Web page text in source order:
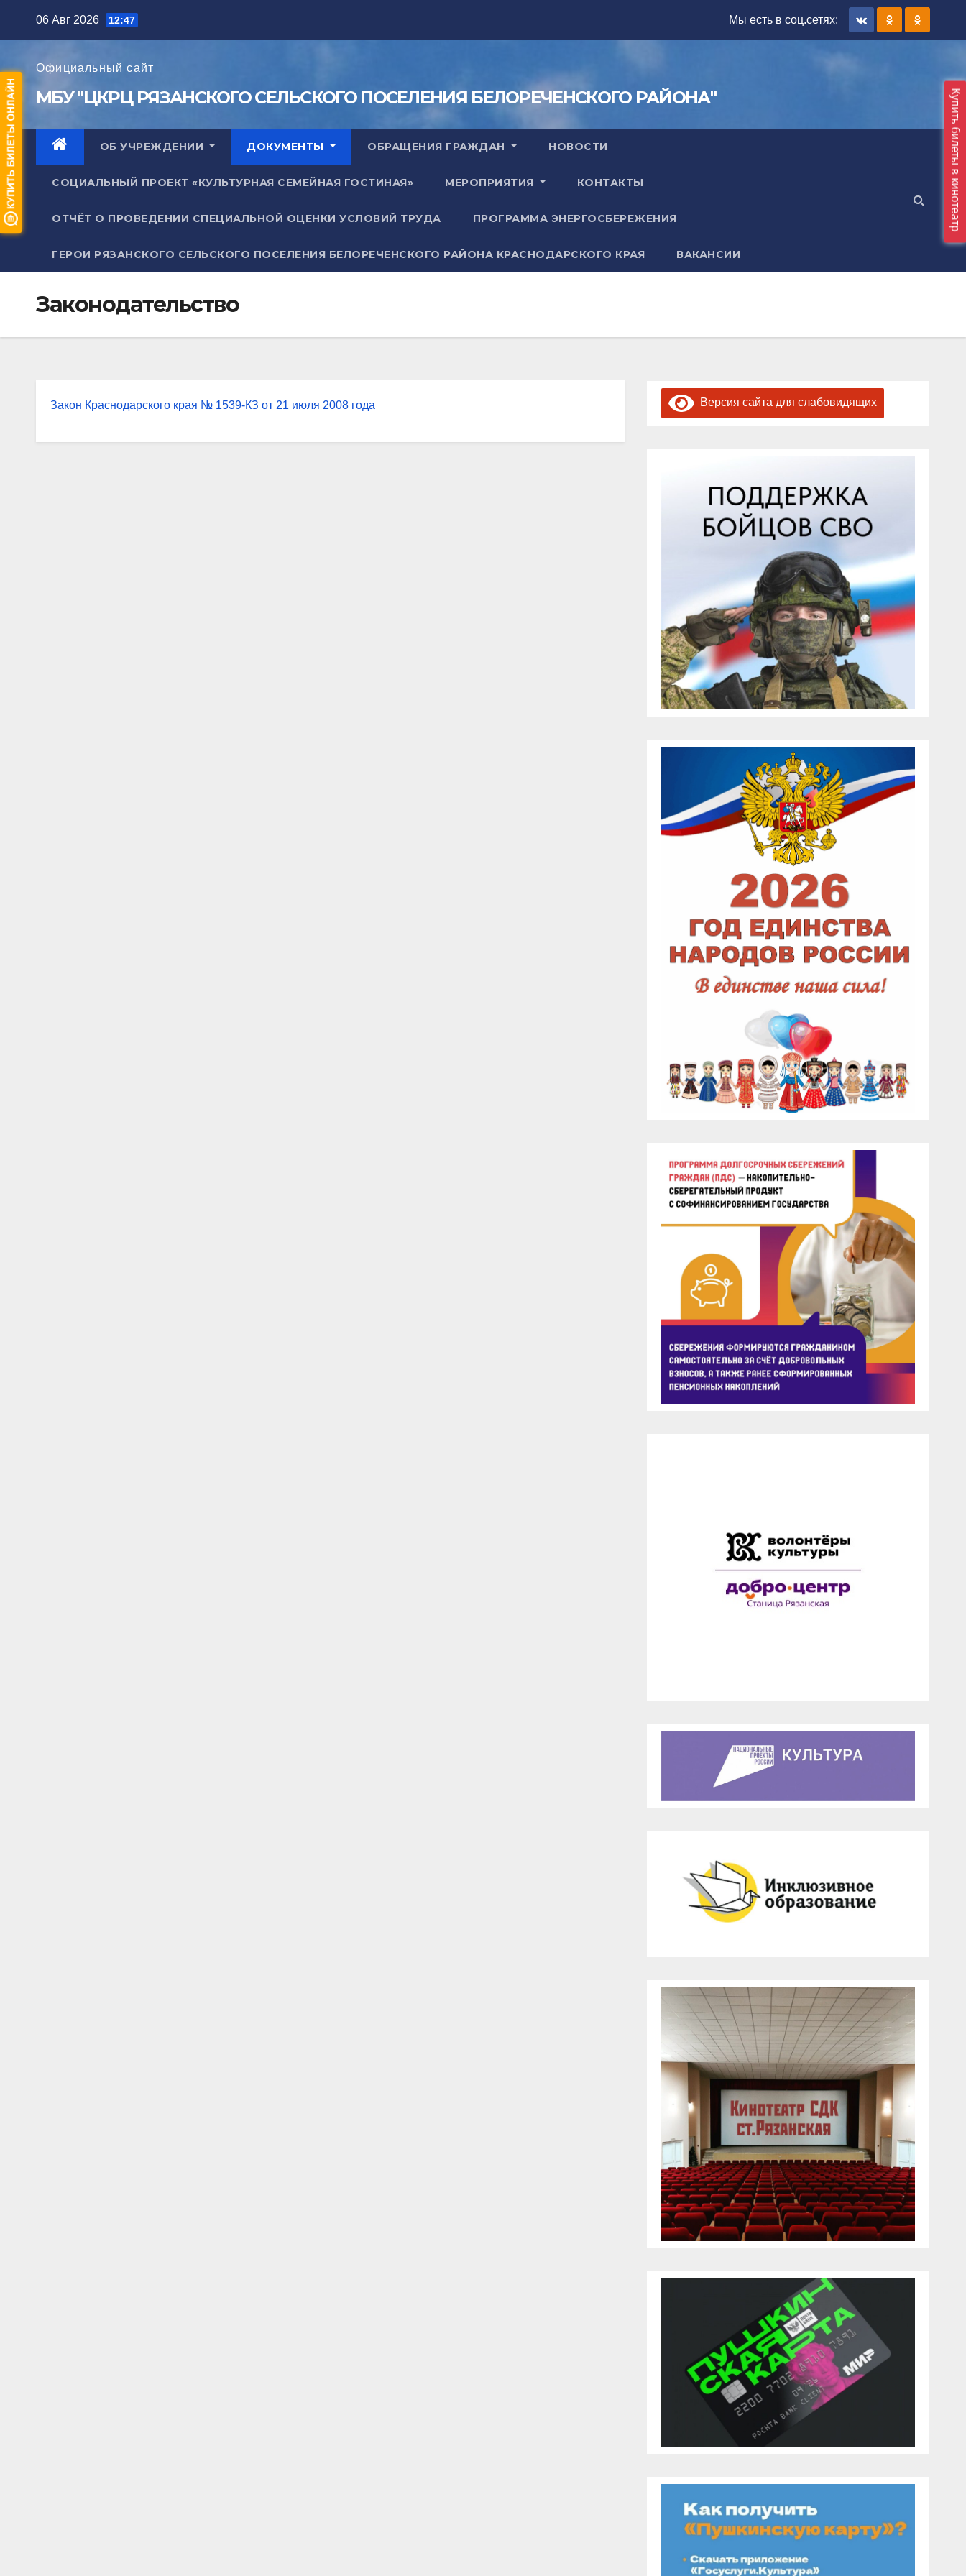
06 Авг 2026 12:47 Мы есть в соц.сетяx:
Официальный сайт
МБУ "ЦКРЦ РЯЗАНСКОГО СЕЛЬСКОГО ПОСЕЛЕНИЯ БЕЛОРЕЧЕНСКОГО РАЙОНА"
ОБ УЧРЕЖДЕНИИ ДОКУМЕНТЫ ОБРАЩЕНИЯ ГРАЖДАН НОВОСТИ
СОЦИАЛЬНЫЙ ПРОЕКТ «КУЛЬТУРНАЯ СЕМЕЙНАЯ ГОСТИНАЯ» МЕРОПРИЯТИЯ КОНТАКТЫ
ОТЧЁТ О ПРОВЕДЕНИИ СПЕЦИАЛЬНОЙ ОЦЕНКИ УСЛОВИЙ ТРУДА ПРОГРАММА ЭНЕРГОСБЕРЕЖЕНИЯ
ГЕРОИ РЯЗАНСКОГО СЕЛЬСКОГО ПОСЕЛЕНИЯ БЕЛОРЕЧЕНСКОГО РАЙОНА КРАСНОДАРСКОГО КРАЯ ВАКАНСИИ
Законодательство
Закон Краснодарского края № 1539-КЗ от 21 июля 2008 года Версия сайта для слабовидящих
Купить билеты в кинотеатр